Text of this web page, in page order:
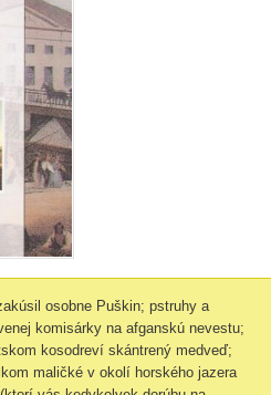
osobne Puškin; pstruhy a
komisárky na afganskú nevestu;
kosodreví skántrený medveď;
maličké v okolí horského jazera